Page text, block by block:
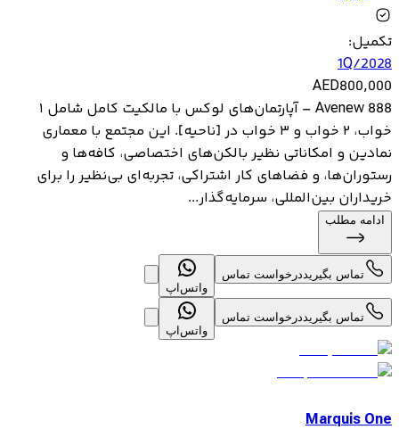
تکمیل:
1Q/2028
AED800,000
Avenew 888 – آپارتمان‌های لوکس با مالکیت کامل شامل ۱
خواب، ۲ خواب و ۳ خواب در [ناحیه]. این مجتمع با معماری
نمادین و امکاناتی نظیر بالکن‌های اختصاصی، کافه‌ها و
رستوران‌ها، و فضاهای کار اشتراکی، تجربه‌ای بی‌نظیر را برای
خریداران بین‌المللی، سرمایه‌گذار...
ادامه مطلب
تماس بگیرید درخواست تماس
واتس‌اپ
تماس بگیرید درخواست تماس
واتس‌اپ
Marquis One